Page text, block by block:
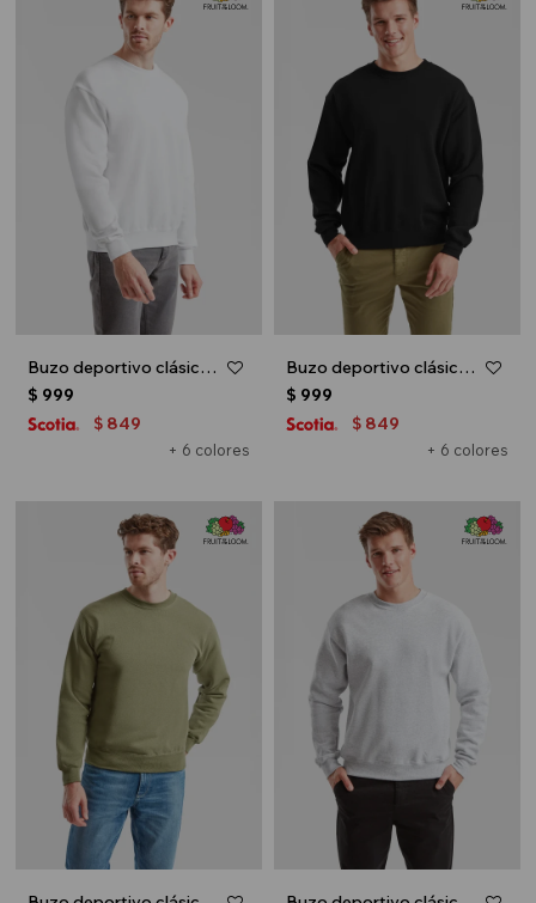
Buzo deportivo clásico escote redondo - UNISEX - Blanco
+ 6 colores
$ 999
$ 849
Buzo deportivo clásico escote redondo - UNISEX - Negro
+ 6 colores
$ 999
$ 849